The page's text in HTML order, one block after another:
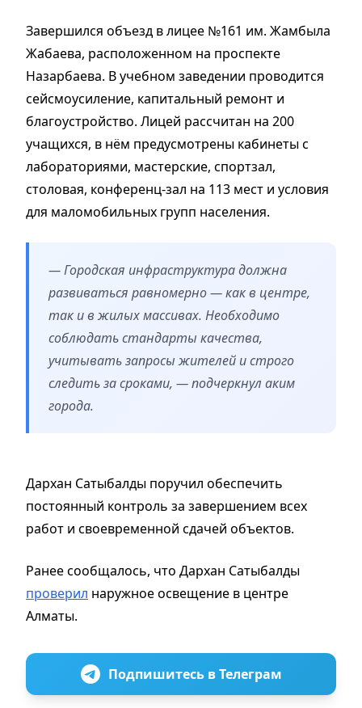
Завершился объезд в лицее №161 им. Жамбыла
Жабаева, расположенном на проспекте
Назарбаева. В учебном заведении проводится
сейсмоусиление, капитальный ремонт и
благоустройство. Лицей рассчитан на 200
учащихся, в нём предусмотрены кабинеты с
лабораториями, мастерские, спортзал,
столовая, конференц-зал на 113 мест и условия
для маломобильных групп населения.
— Городская инфраструктура должна
развиваться равномерно — как в центре,
так и в жилых массивах. Необходимо
соблюдать стандарты качества,
учитывать запросы жителей и строго
следить за сроками, — подчеркнул аким
города.
Дархан Сатыбалды поручил обеспечить
постоянный контроль за завершением всех
работ и своевременной сдачей объектов.
Ранее сообщалось, что Дархан Сатыбалды
проверил наружное освещение в центре
Алматы.
Подпишитесь в Телеграм